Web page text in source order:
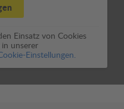
Einsatz von Cookies
unserer
Einstellungen.